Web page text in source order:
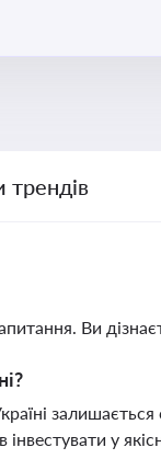
трендів
Ви
у